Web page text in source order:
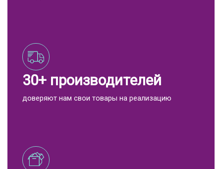
30+ производителей
доверяют нам свои товары на реализацию